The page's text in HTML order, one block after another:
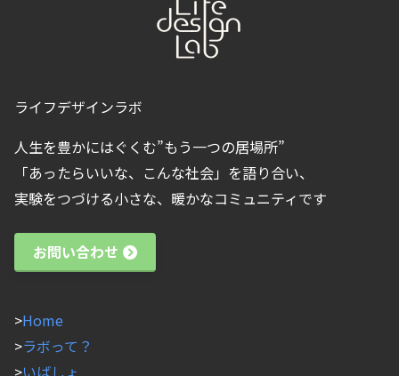
ライフデザインラボ
人生を豊かにはぐくむ”もう一つの居場所”
「あったらいいな、こんな社会」を語り合い、
実験をつづける小さな、暖かなコミュニティです
お問い合わせ
>Home
>ラボって？
>いばしょ